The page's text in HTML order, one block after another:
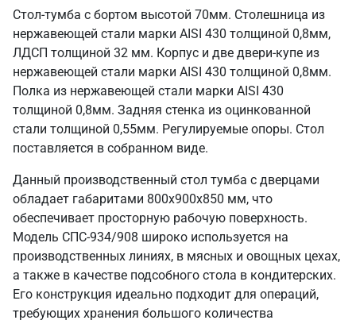
Стол-тумба с бортом высотой 70мм. Столешница из
нержавеющей стали марки AISI 430 толщиной 0,8мм,
ЛДСП толщиной 32 мм. Корпус и две двери-купе из
нержавеющей стали марки AISI 430 толщиной 0,8мм.
Полка из нержавеющей стали марки AISI 430
толщиной 0,8мм. Задняя стенка из оцинкованной
стали толщиной 0,55мм. Регулируемые опоры. Стол
поставляется в собранном виде.
Данный производственный стол тумба с дверцами
обладает габаритами 800х900х850 мм, что
обеспечивает просторную рабочую поверхность.
Модель СПС-934/908 широко используется на
производственных линиях, в мясных и овощных цехах,
а также в качестве подсобного стола в кондитерских.
Его конструкция идеально подходит для операций,
требующих хранения большого количества